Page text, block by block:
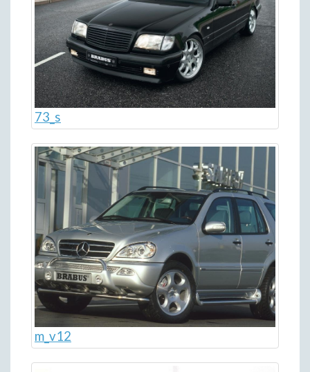
73_s
m_v12